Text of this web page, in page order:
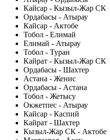
Кайсар - Кызыл-Жар СК
Ордабасы - Атырау
Кайсар - Актобе
Тобол - Елимай
Елимай - Атырау
Тобол - Туран
Кайрат - Кызыл-Жар СК
Ордабасы - Шахтер
Астана - Женис
Ордабасы - Астана
Тобол - Жетысу
Окжетпес - Атырау
Кайсар - Каспий
Кайрат - Шахтер
Кызыл-Жар СК - Актобе